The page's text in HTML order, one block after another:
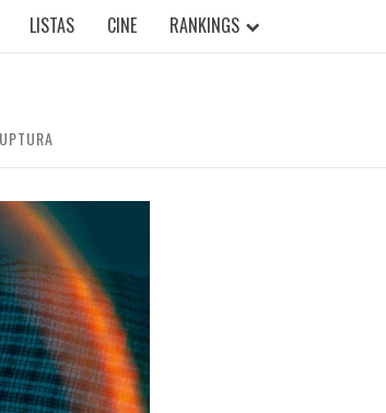
LISTAS CINE RANKINGS